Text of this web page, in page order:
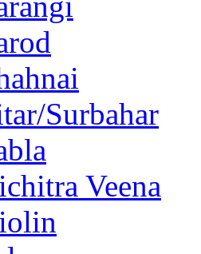
Surbahar
Veena